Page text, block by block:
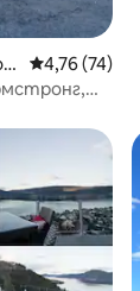
Средна
4,76 (74)